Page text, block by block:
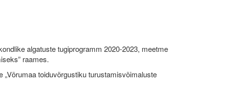
algatuste tugiprogramm 2020-2023, meetme
raames.
toiduvõrgustiku turustamisvõimaluste